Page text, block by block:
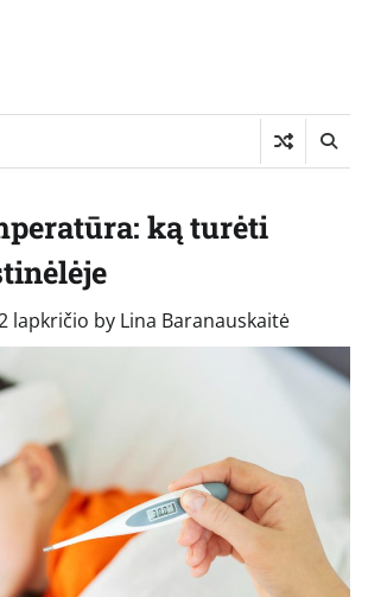
ką turėti
lapkričio by Lina Baranauskaitė